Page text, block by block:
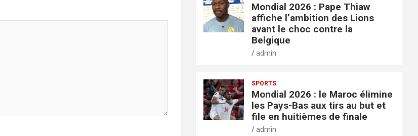
Mondial 2026 : Pape Thiaw
affiche l’ambition des Lions
avant le choc contre la
Belgique
admin
SPORTS
Mondial 2026 : le Maroc élimine
les Pays-Bas aux tirs au but et
file en huitièmes de finale
admin